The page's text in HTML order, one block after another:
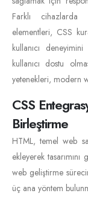
Farklı cihazlarda
elementleri, CSS
kullanıcı
kullanıcı dostu
yetenekleri, modern
CSS
Birleştirme
HTML, temel web
ekleyerek
web geliştirme
üç ana yöntem